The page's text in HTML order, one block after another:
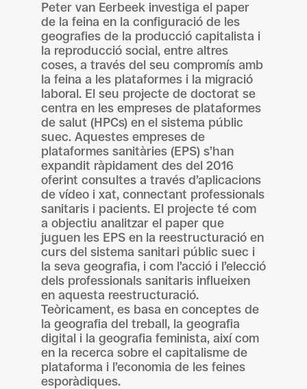
Peter van Eerbeek investiga el paper
de la feina en la configuració de les
geografies de la producció capitalista i
la reproducció social, entre altres
coses, a través del seu compromís amb
la feina a les plataformes i la migració
laboral. El seu projecte de doctorat se
centra en les empreses de plataformes
de salut (HPCs) en el sistema públic
suec. Aquestes empreses de
plataformes sanitàries (EPS) s’han
expandit ràpidament des del 2016
oferint consultes a través d’aplicacions
de vídeo i xat, connectant professionals
sanitaris i pacients. El projecte té com
a objectiu analitzar el paper que
juguen les EPS en la reestructuració en
curs del sistema sanitari públic suec i
la seva geografia, i com l’acció i l’elecció
dels professionals sanitaris influeixen
en aquesta reestructuració.
Teòricament, es basa en conceptes de
la geografia del treball, la geografia
digital i la geografia feminista, així com
en la recerca sobre el capitalisme de
plataforma i l’economia de les feines
esporàdiques.